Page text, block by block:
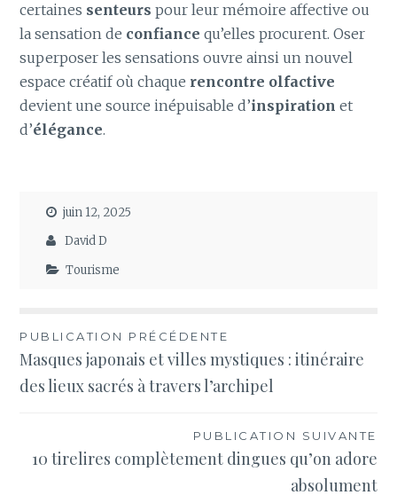
certaines senteurs pour leur mémoire affective ou
la sensation de confiance qu’elles procurent. Oser
superposer les sensations ouvre ainsi un nouvel
espace créatif où chaque rencontre olfactive
devient une source inépuisable d’inspiration et
d’élégance.
juin 12, 2025
David D
Tourisme
Navigation
de
PUBLICATION PRÉCÉDENTE
Masques japonais et villes mystiques : itinéraire
des lieux sacrés à travers l’archipel
PUBLICATION SUIVANTE
10 tirelires complètement dingues qu’on adore
absolument